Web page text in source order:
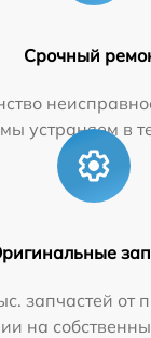
Срочный
устраняем в
запчастей от
на